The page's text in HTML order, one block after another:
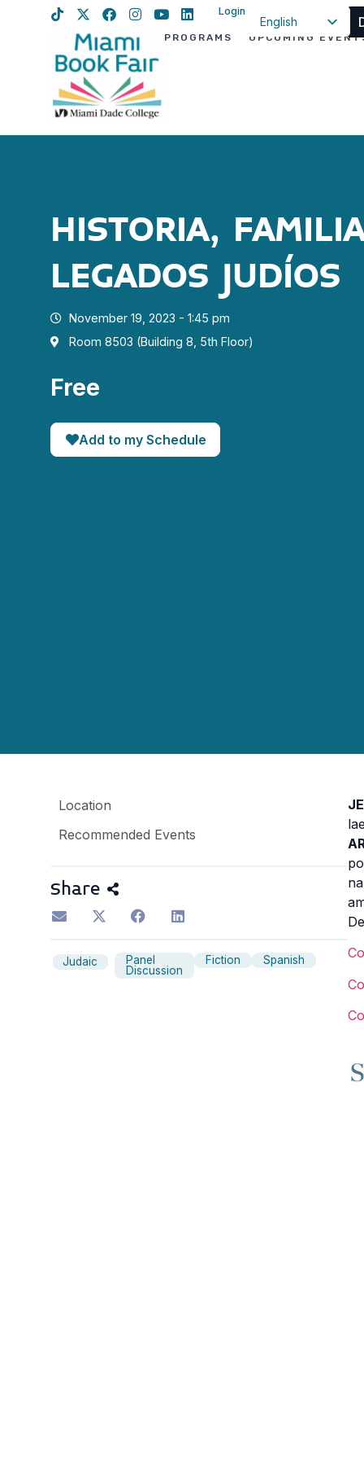
Login
English
PROGRAMS UPCOMING
HISTORIA,
LEGADOS JUDÍOS
November 19, 2023 - 1:45 pm
Room 8503 (Building 8, 5th Floor)
Free
Add to my Schedule
Location
Recommended Events
Share
Judaic
Panel
Discussion
Fiction Spanish